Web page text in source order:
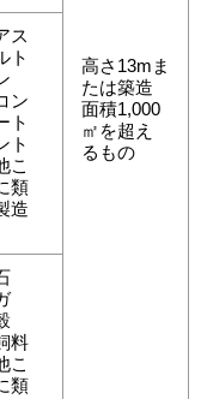
高さ13mま
たは築造
面積1,000
㎡を超え
るもの
ト
ン
ト
ト
こ
類
造
料
こ
類